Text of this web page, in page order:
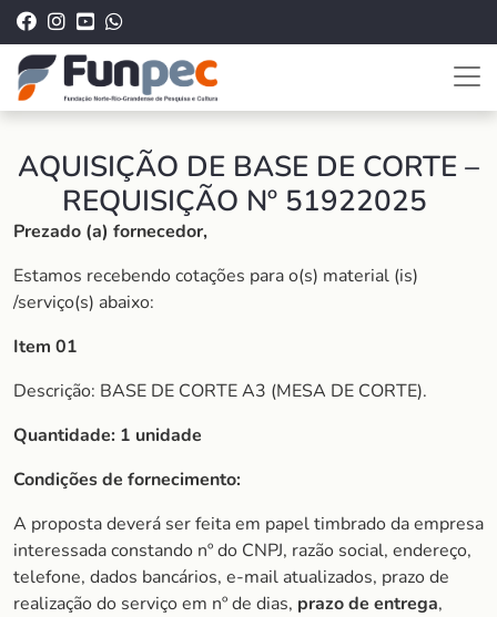
AQUISIÇÃO DE BASE DE CORTE –
REQUISIÇÃO Nº 51922025
Prezado (a) fornecedor,
Estamos recebendo cotações para o(s) material (is)
/serviço(s) abaixo:
Item 01
Descrição: BASE DE CORTE A3 (MESA DE CORTE).
Quantidade: 1 unidade
Condições de fornecimento:
A proposta deverá ser feita em papel timbrado da empresa
interessada constando nº do CNPJ, razão social, endereço,
telefone, dados bancários, e-mail atualizados, prazo de
realização do serviço em nº de dias, prazo de entrega,